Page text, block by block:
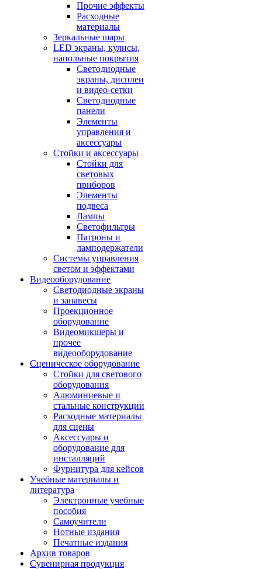
Прочие эффекты
Расходные
материалы
Зеркальные шары
LED экраны, кулисы,
напольные покрытия
Светодиодные
экраны, дисплеи
и видео-сетки
Светодиодные
панели
Элементы
управления и
аксессуары
Стойки и аксессуары
Стойки для
световых
приборов
Элементы
подвеса
Лампы
Светофильтры
Патроны и
ламподержатели
Системы управления
светом и эффектами
Видеооборудование
Светодиодные экраны
и занавесы
Проекционное
оборудование
Видеомикшеры и
прочее
видеооборудование
Сценическое оборудование
Стойки для светового
оборудования
Алюминиевые и
стальные конструкции
Расходные материалы
для сцены
Аксессуары и
оборудование для
инсталляций
Фурнитура для кейсов
Учебные материалы и
литература
Электронные учебные
пособия
Самоучители
Нотные издания
Печатные издания
Архив товаров
Сувенирная продукция